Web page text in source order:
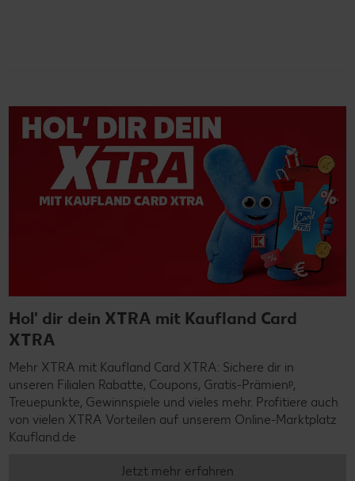
Hol' dir dein XTRA mit Kaufland Card
XTRA
Mehr XTRA mit Kaufland Card XTRA: Sichere dir in
unseren Filialen Rabatte, Coupons, Gratis-Prämienᵖ,
Treuepunkte, Gewinnspiele und vieles mehr. Profitiere auch
von vielen XTRA Vorteilen auf unserem Online-Marktplatz
Kaufland.de
Jetzt mehr erfahren